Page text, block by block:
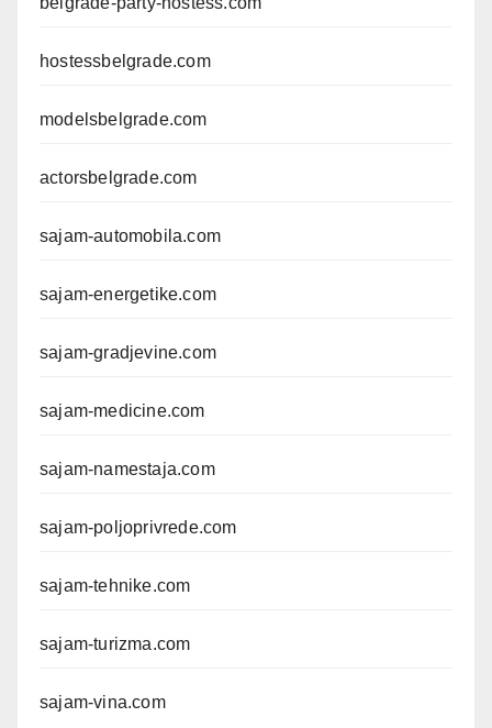
hostessbelgrade.com
modelsbelgrade.com
actorsbelgrade.com
sajam-automobila.com
sajam-energetike.com
sajam-gradjevine.com
sajam-medicine.com
sajam-namestaja.com
sajam-poljoprivrede.com
sajam-tehnike.com
sajam-turizma.com
sajam-vina.com